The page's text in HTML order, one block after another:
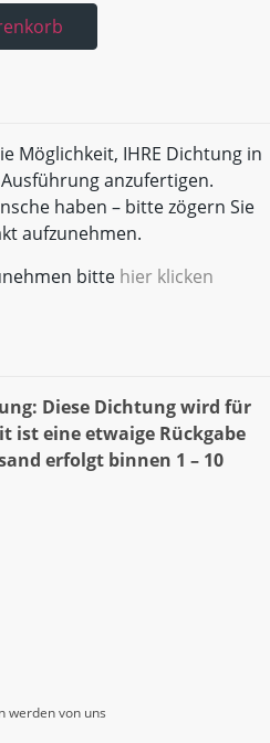
Möglichkeit, IHRE Dichtung in
anzufertigen.
haben – bitte zögern Sie
aufzunehmen.
bitte hier klicken
Diese Dichtung wird für
ist eine etwaige Rückgabe
erfolgt binnen 1 – 10
werden von uns